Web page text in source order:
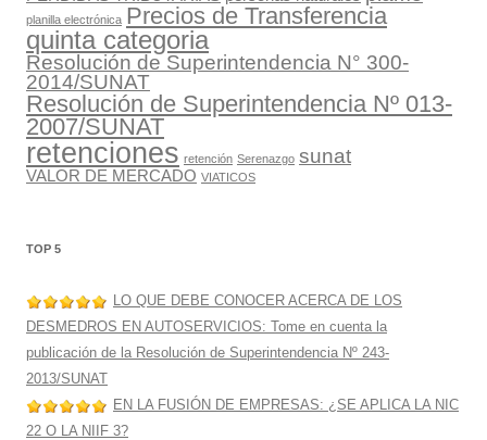
planilla electrónica Precios de Transferencia
quinta categoria
Resolución de Superintendencia N° 300-
2014/SUNAT
Resolución de Superintendencia Nº 013-
2007/SUNAT
retenciones retención Serenazgo sunat
VALOR DE MERCADO VIATICOS
TOP 5
LO QUE DEBE CONOCER ACERCA DE LOS
DESMEDROS EN AUTOSERVICIOS: Tome en cuenta la
publicación de la Resolución de Superintendencia Nº 243-
2013/SUNAT
EN LA FUSIÓN DE EMPRESAS: ¿SE APLICA LA NIC
22 O LA NIIF 3?